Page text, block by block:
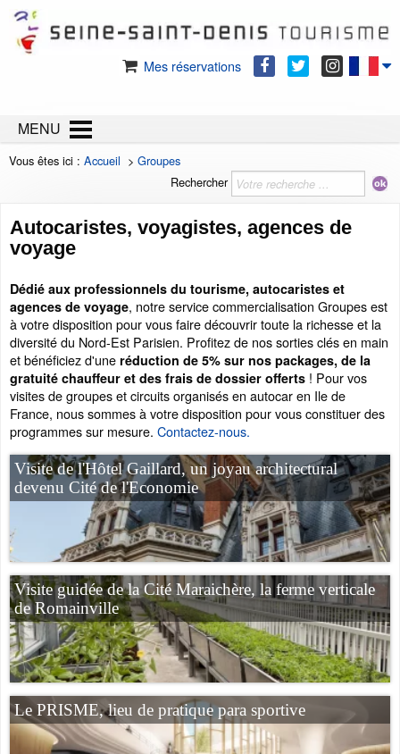
Mes réservations
MENU
Vous êtes ici : Accueil > Groupes
Rechercher
Autocaristes, voyagistes, agences de
voyage
Dédié aux professionnels du tourisme, autocaristes et
agences de voyage, notre service commercialisation Groupes est
à votre disposition pour vous faire découvrir toute la richesse et la
diversité du Nord-Est Parisien. Profitez de nos sorties clés en main
et bénéficiez d'une réduction de 5% sur nos packages, de la
gratuité chauffeur et des frais de dossier offerts ! Pour vos
visites de groupes et circuits organisés en autocar en Ile de
France, nous sommes à votre disposition pour vous constituer des
programmes sur mesure. Contactez-nous.
Visite de l'Hôtel Gaillard, un joyau architectural
devenu Cité de l'Economie
Visite guidée de la Cité Maraichère, la ferme verticale
de Romainville
Le PRISME, lieu de pratique para sportive